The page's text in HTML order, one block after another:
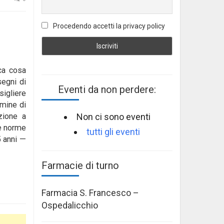
cosa
di
di
a
norme
anni —
Procedendo accetti la privacy policy
Eventi da non perdere:
Non ci sono eventi
tutti gli eventi
Farmacie di turno
Farmacia S. Francesco –
Ospedalicchio